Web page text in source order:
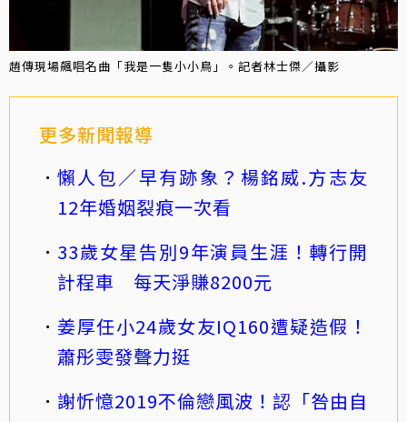
趙傳現場飆唱名曲「我是一隻小小鳥」。記者林士傑／攝影
更多新聞報導
懶人包／早有跡象？楊銘威.方志友
12年婚姻裂痕一次看
33歲女星告別9年演員生涯！轉行開
計程車 每天淨賺8200元
姜厚任小24歲女友IQ160遭疑造假！
蕭彤雯發聲力挺
謝忻憶2019不倫戀風波！認「咎由自